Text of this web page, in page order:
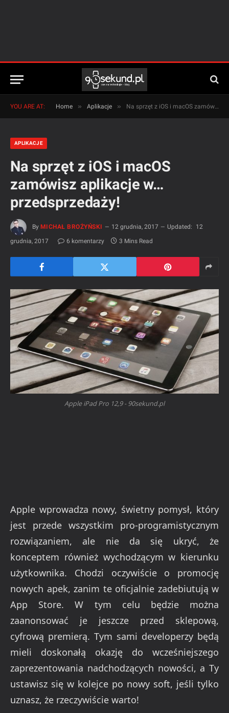
YOU ARE AT: Home » Aplikacje » Na sprzęt z iOS i macOS zamówisz aplikacje w… przedsprzedaży!
APLIKACJE
Na sprzęt z iOS i macOS
zamówisz aplikacje w…
przedsprzedaży!
By MICHAŁ BROŻYŃSKI 12 grudnia, 2017 Updated:
12
grudnia, 2017
6 komentarzy 3 Mins Read
Apple iPad Pro 12,9 - 90sekund.pl
Apple wprowadza nowy, świetny pomysł, który
jest przede wszystkim pro-programistycznym
rozwiązaniem, ale nie da się ukryć, że
konceptem również wychodzącym w kierunku
użytkownika. Chodzi oczywiście o promocję
nowych apek, zanim te oficjalnie zadebiutują w
App Store. W tym celu będzie można
zaanonsować je jeszcze przed sklepową,
cyfrową premierą. Tym sami developerzy będą
mieli doskonałą okazję do wcześniejszego
zaprezentowania nadchodzących nowości, a Ty
ustawisz się w kolejce po nowy soft, jeśli tylko
uznasz, że rzeczywiście warto!